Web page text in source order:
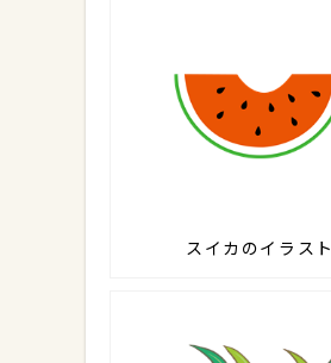
スイカのイラスト